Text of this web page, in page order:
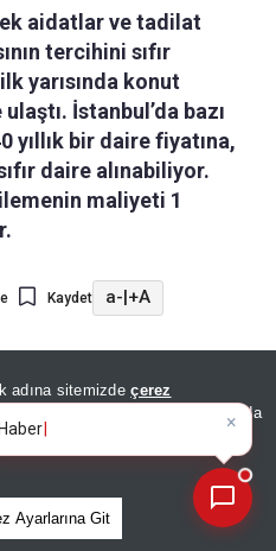
adına sitemizdeçerez
KVKK ve GDPR kapsamında
içinAydınlatma Metnimizi
Ayarlarına Git
aidatlar ve tadilat
tercihini sıfır
yarısında konut
İstanbul’da bazı
yıllık bir daire fiyatına,
daire alınabiliyor.
maliyeti 1
Kaydet a- +A
fiyat dengelerindeki
alıcısının rotasını sıfır
Yılın ilk yarısında
487 adede ulaşarak
gördü.
×
Bugünün öne çıkan manşe